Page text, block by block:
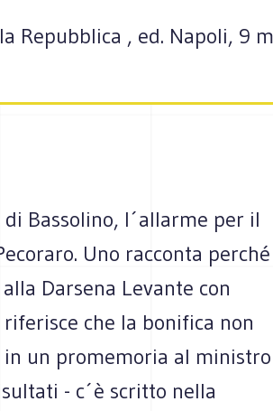
, ed. Napoli, 9
Bassolino, l´allarme per il
Uno racconta
Darsena Levante con
che la bonifica non
un promemoria al ministro
- c´è scritto nella